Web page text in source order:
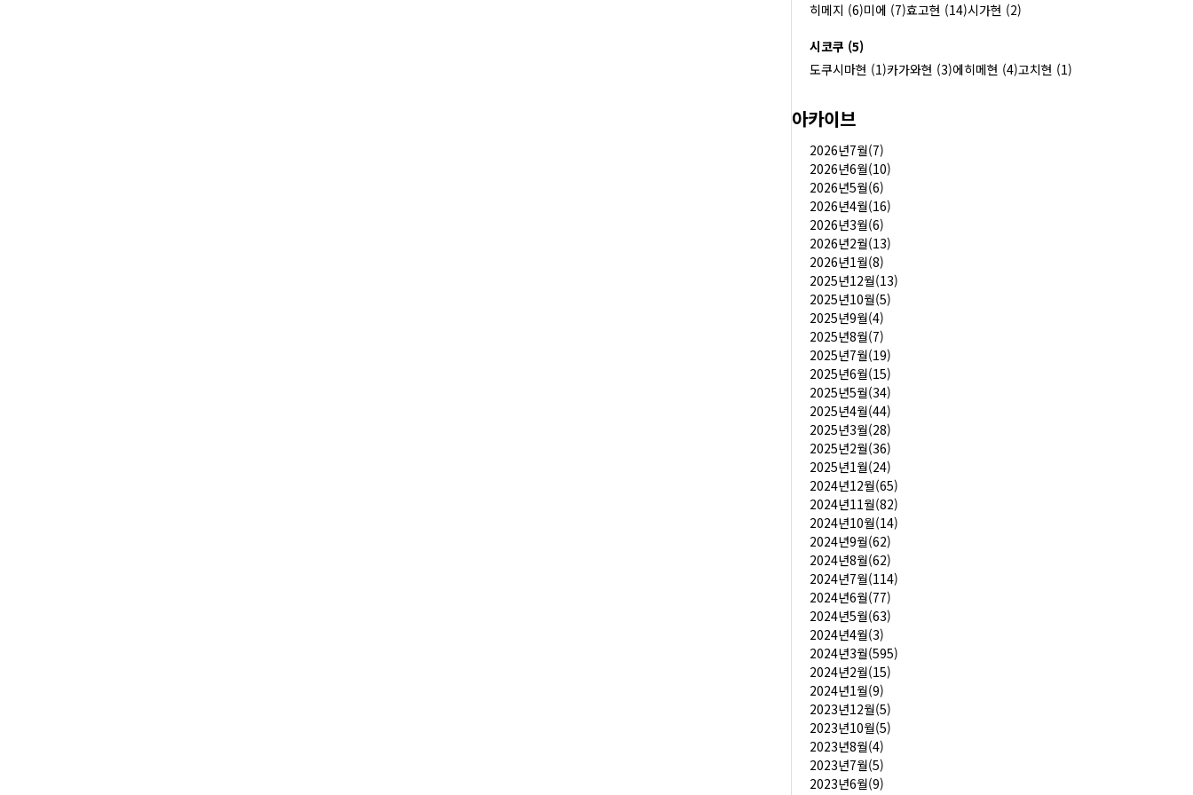
히메지 (6)미에 (7)효고현 (14)시가현 (2)
시코쿠 (5)
도쿠시마현 (1)카가와현 (3)에히메현 (4)고치현 (1)
아카이브
2026년7월(7)
2026년6월(10)
2026년5월(6)
2026년4월(16)
2026년3월(6)
2026년2월(13)
2026년1월(8)
2025년12월(13)
2025년10월(5)
2025년9월(4)
2025년8월(7)
2025년7월(19)
2025년6월(15)
2025년5월(34)
2025년4월(44)
2025년3월(28)
2025년2월(36)
2025년1월(24)
2024년12월(65)
2024년11월(82)
2024년10월(14)
2024년9월(62)
2024년8월(62)
2024년7월(114)
2024년6월(77)
2024년5월(63)
2024년4월(3)
2024년3월(595)
2024년2월(15)
2024년1월(9)
2023년12월(5)
2023년10월(5)
2023년8월(4)
2023년7월(5)
2023년6월(9)